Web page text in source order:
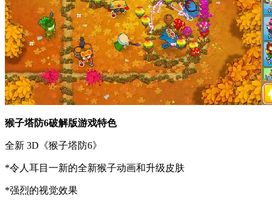
猴子塔防6破解版游戏特色
全新 3D《猴子塔防6》
*令人耳目一新的全新猴子动画和升级皮肤
*强烈的视觉效果